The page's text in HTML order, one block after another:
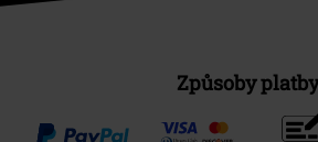
Způsoby platby